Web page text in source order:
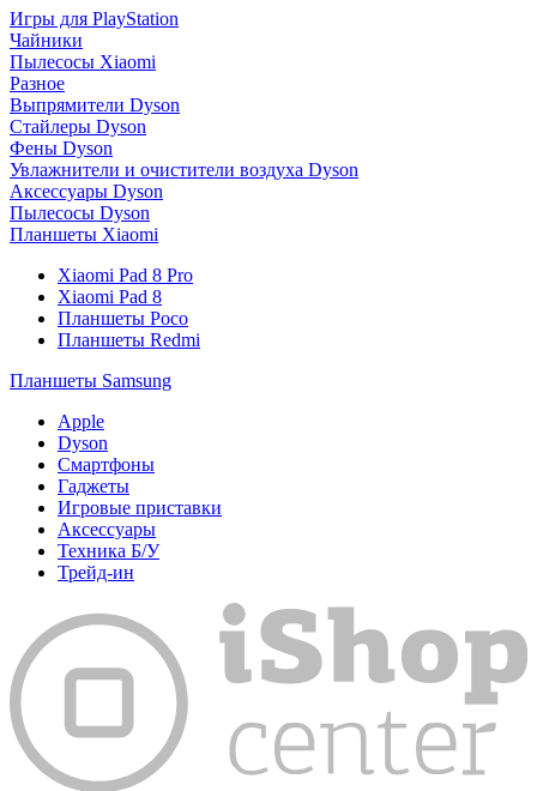
Игры для PlayStation
Чайники
Пылесосы Xiaomi
Разное
Выпрямители Dyson
Стайлеры Dyson
Фены Dyson
Увлажнители и очистители воздуха Dyson
Аксессуары Dyson
Пылесосы Dyson
Планшеты Xiaomi
Xiaomi Pad 8 Pro
Xiaomi Pad 8
Планшеты Poco
Планшеты Redmi
Планшеты Samsung
Apple
Dyson
Смартфоны
Гаджеты
Игровые приставки
Аксессуары
Техника Б/У
Трейд-ин